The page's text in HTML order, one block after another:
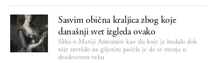
Sasvim obična kraljica zbog koje
današnji svet izgleda ovako
Slika o Mariji Antoaneti kao zlu koje je hodalo dok
nije završilo na giljotini počela je da se menja u
dvadesetom veku